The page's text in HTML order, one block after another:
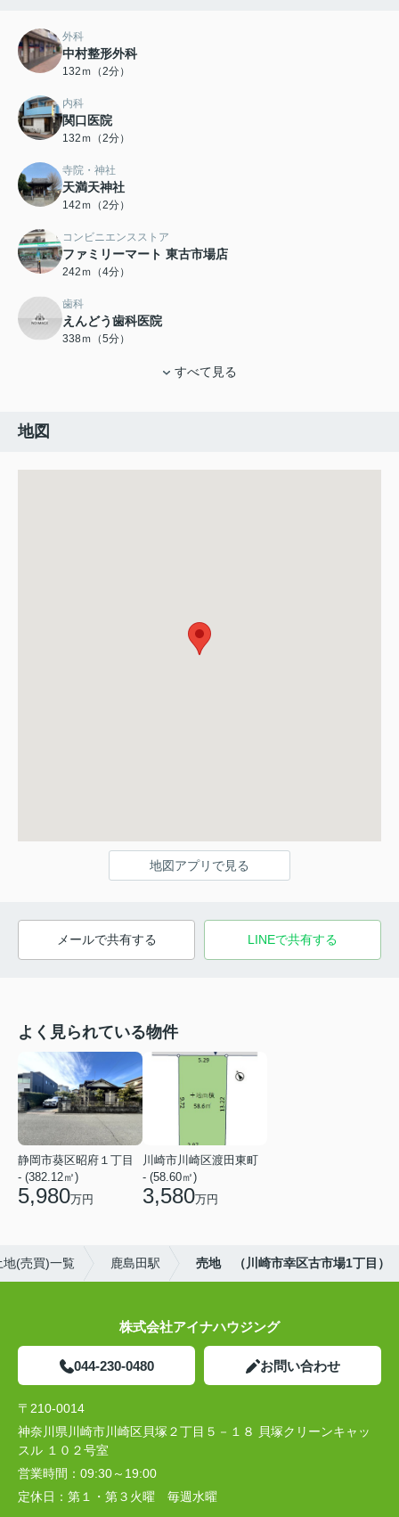
外科
中村整形外科
132ｍ（2分）
内科
関口医院
132ｍ（2分）
寺院・神社
天満天神社
142ｍ（2分）
コンビニエンスストア
ファミリーマート 東古市場店
242ｍ（4分）
歯科
えんどう歯科医院
338ｍ（5分）
すべて見る
地図
地図アプリで見る
メールで共有する LINEで共有する
よく見られている物件
静岡市葵区昭府１丁目
- (382.12㎡)
5,980万円
川崎市川崎区渡田東町
- (58.60㎡)
3,580万円
地(売買)一覧 鹿島田駅 売地 （川崎市幸区古市場1丁目）
株式会社アイナハウジング
044-230-0480 お問い合わせ
〒210-0014
神奈川県川崎市川崎区貝塚２丁目５－１８ 貝塚クリーンキャッ
スル １０２号室
営業時間： 09:30～19:00
定休日： 第１・第３火曜 毎週水曜